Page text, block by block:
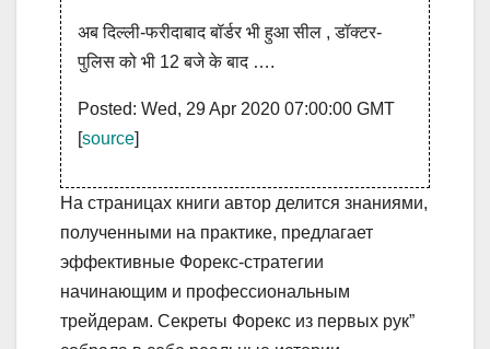
अब दिल्ली-फरीदाबाद बॉर्डर भी हुआ सील , डॉक्टर-
पुलिस को भी 12 बजे के बाद ….
Posted: Wed, 29 Apr 2020 07:00:00 GMT
[source]
На страницах книги автор делится знаниями,
полученными на практике, предлагает
эффективные Форекс-стратегии
начинающим и профессиональным
трейдерам. Секреты Форекс из первых рук”